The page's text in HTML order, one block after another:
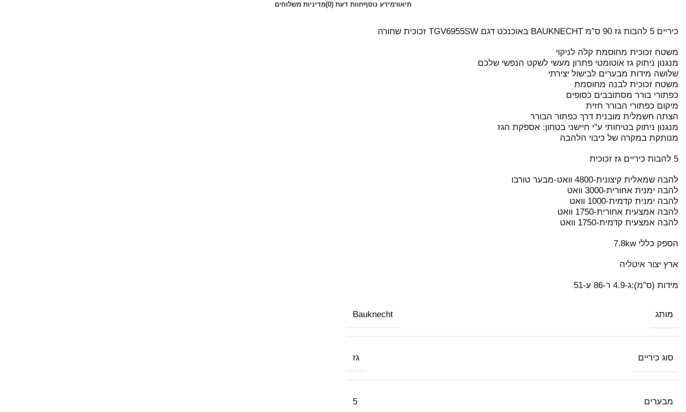
תיאורמידע נוסףחוות דעת (0) מדיניות משלוחים
כיריים 5 להבות גז 90 ס”מ BAUKNECHT באוכנכט דגם TGV6955SW זכוכית שחורה
משטח זכוכית מחוסמת קלה לניקוי
מנגנון ניתוק גז אוטומטי פתרון מעשי לשקט הנפשי שלכם
שלושה מידות מבערים לבישול יצירתי
משטח זכוכית לבנה מחוסמת
כפתורי בורר מסתובבים כסופים
מיקום כפתורי הבורר חזית
הצתה חשמלית מובנית דרך כפתור הבורר
מנגנון ניתוק בטיחותי ע”י חיישני בטחון: אספקת הגז
מנותקת במקרה של כיבוי הלהבה
5 להבות כיריים גז זכוכית
להבה שמאלית קיצונית-4800 וואט-מבער טורבו
להבה ימנית אחורית-3000 וואט
להבה ימנית קדמית-1000 וואט
להבה אמצעית אחורית-1750 וואט
להבה אמצעית קדמית-1750 וואט
הספק כללי 7.8kw
ארץ יצור איטליה
מידות (ס”מ):ג-4.9 ר-86 ע-51
מותג Bauknecht
סוג כיריים גז
מבערים 5